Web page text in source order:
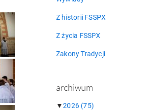
Z historii FSSPX
Z życia FSSPX
Zakony Tradycji
archiwum
▼2026 (75)